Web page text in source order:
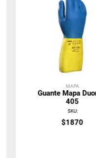
MAPA
Guante Mapa
405
SKU:
$1870